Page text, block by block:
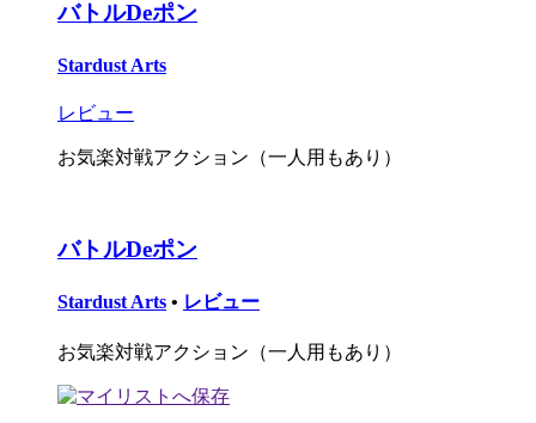
バトルDeポン
Stardust Arts
レビュー
お気楽対戦アクション（一人用もあり）
バトルDeポン
Stardust Arts • レビュー
お気楽対戦アクション（一人用もあり）